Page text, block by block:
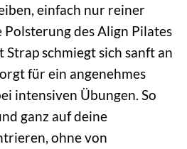
einfach nur reiner
des Align Pilates
schmiegt sich sanft an
für ein angenehmes
intensiven Übungen. So
ganz auf deine
ohne von